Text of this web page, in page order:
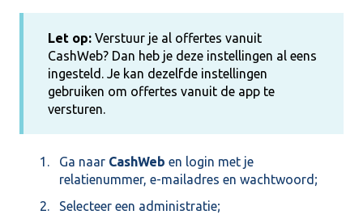
Let op: Verstuur je al offertes vanuit
CashWeb? Dan heb je deze instellingen al eens
ingesteld. Je kan dezelfde instellingen
gebruiken om offertes vanuit de app te
versturen.
Ga naar CashWeb en login met je
relatienummer, e-mailadres en wachtwoord;
Selecteer een administratie;